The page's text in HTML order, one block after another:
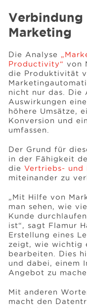
Marketing
Die Analyse
Productivity“ von
die Produktivität
nicht nur das. Die
Auswirkungen
höhere Umsätze,
Konversion und
umfassen.
Der Grund für
in der Fähigkeit
die Vertriebs- und
miteinander zu
„Mit Hilfe von
man sehen, wie
Kunde
ist“, sagt Flamur
Erstellung eines
zeigt, wie wichtig
bearbeiten. Dies
und dabei, einem
Angebot zu
Mit anderen
macht den